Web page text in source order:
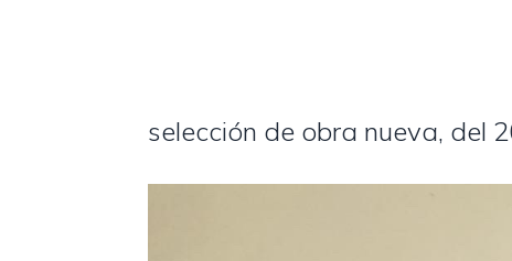
selección de obra nueva, del